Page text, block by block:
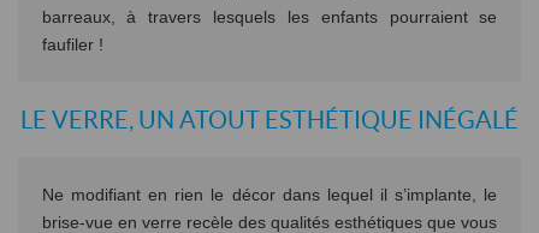
barreaux, à travers lesquels les enfants pourraient se
faufiler !
LE VERRE, UN ATOUT ESTHÉTIQUE INÉGALÉ
Ne modifiant en rien le décor dans lequel il s’implante, le
brise-vue en verre recèle des qualités esthétiques que vous